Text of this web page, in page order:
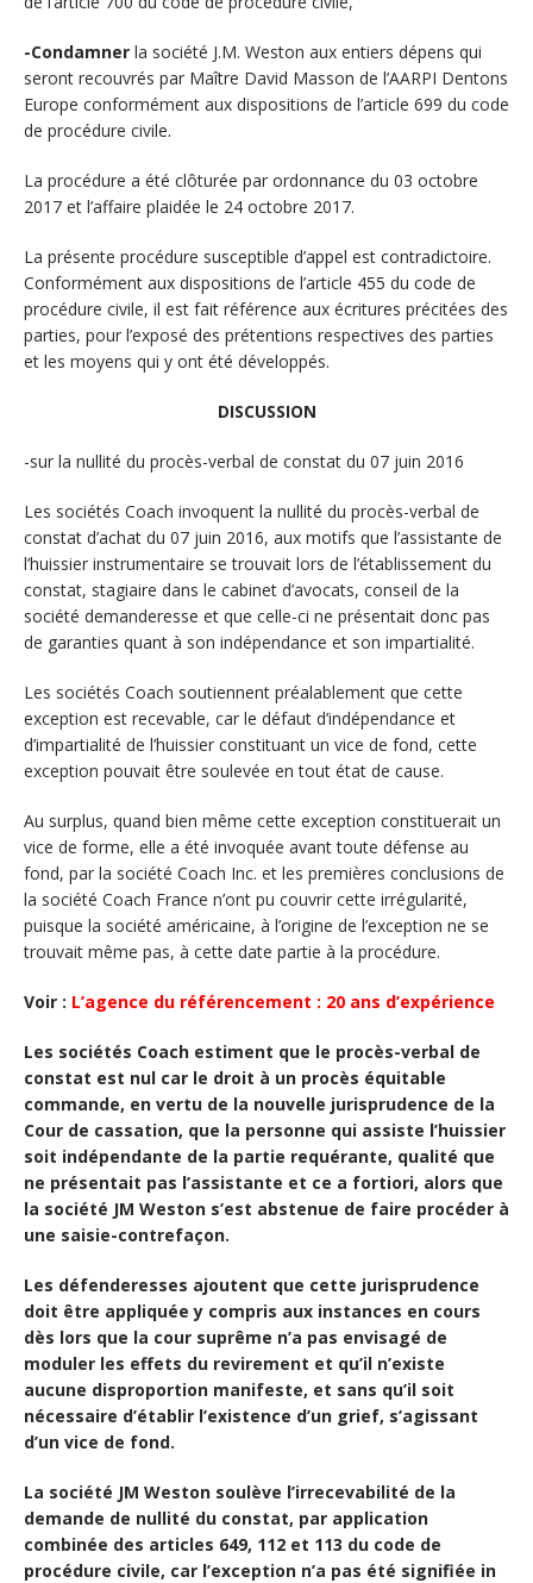
-Condamner la société J.M. Weston aux entiers dépens qui
seront recouvrés par Maître David Masson de l’AARPI Dentons
Europe conformément aux dispositions de l’article 699 du code
de procédure civile.
La procédure a été clôturée par ordonnance du 03 octobre
2017 et l’affaire plaidée le 24 octobre 2017.
La présente procédure susceptible d’appel est contradictoire.
Conformément aux dispositions de l’article 455 du code de
procédure civile, il est fait référence aux écritures précitées des
parties, pour l’exposé des prétentions respectives des parties
et les moyens qui y ont été développés.
DISCUSSION
-sur la nullité du procès-verbal de constat du 07 juin 2016
Les sociétés Coach invoquent la nullité du procès-verbal de
constat d’achat du 07 juin 2016, aux motifs que l’assistante de
l’huissier instrumentaire se trouvait lors de l’établissement du
constat, stagiaire dans le cabinet d’avocats, conseil de la
société demanderesse et que celle-ci ne présentait donc pas
de garanties quant à son indépendance et son impartialité.
Les sociétés Coach soutiennent préalablement que cette
exception est recevable, car le défaut d’indépendance et
d’impartialité de l’huissier constituant un vice de fond, cette
exception pouvait être soulevée en tout état de cause.
Au surplus, quand bien même cette exception constituerait un
vice de forme, elle a été invoquée avant toute défense au
fond, par la société Coach Inc. et les premières conclusions de
la société Coach France n’ont pu couvrir cette irrégularité,
puisque la société américaine, à l’origine de l’exception ne se
trouvait même pas, à cette date partie à la procédure.
Voir : L’agence du référencement : 20 ans d’expérience
Les sociétés Coach estiment que le procès-verbal de
constat est nul car le droit à un procès équitable
commande, en vertu de la nouvelle jurisprudence de la
Cour de cassation, que la personne qui assiste l’huissier
soit indépendante de la partie requérante, qualité que
ne présentait pas l’assistante et ce a fortiori, alors que
la société JM Weston s’est abstenue de faire procéder à
une saisie-contrefaçon.
Les défenderesses ajoutent que cette jurisprudence
doit être appliquée y compris aux instances en cours
dès lors que la cour suprême n’a pas envisagé de
moduler les effets du revirement et qu’il n’existe
aucune disproportion manifeste, et sans qu’il soit
nécessaire d’établir l’existence d’un grief, s’agissant
d’un vice de fond.
La société JM Weston soulève l’irrecevabilité de la
demande de nullité du constat, par application
combinée des articles 649, 112 et 113 du code de
procédure civile, car l’exception n’a pas été signifiée in